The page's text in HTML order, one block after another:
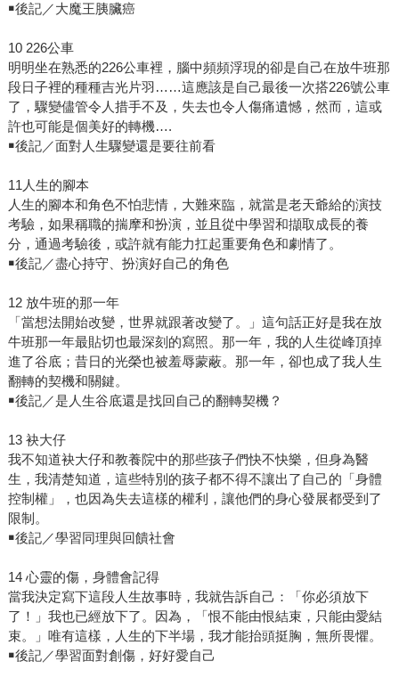
￭後記／大魔王胰臟癌
10 226公車
明明坐在熟悉的226公車裡，腦中頻頻浮現的卻是自己在放牛班那
段日子裡的種種吉光片羽……這應該是自己最後一次搭226號公車
了，驟變儘管令人措手不及，失去也令人傷痛遺憾，然而，這或
許也可能是個美好的轉機….
￭後記／面對人生驟變還是要往前看
11人生的腳本
人生的腳本和角色不怕悲情，大難來臨，就當是老天爺給的演技
考驗，如果稱職的揣摩和扮演，並且從中學習和擷取成長的養
分，通過考驗後，或許就有能力扛起重要角色和劇情了。
￭後記／盡心持守、扮演好自己的角色
12 放牛班的那一年
「當想法開始改變，世界就跟著改變了。」這句話正好是我在放
牛班那一年最貼切也最深刻的寫照。那一年，我的人生從峰頂掉
進了谷底；昔日的光榮也被羞辱蒙蔽。那一年，卻也成了我人生
翻轉的契機和關鍵。
￭後記／是人生谷底還是找回自己的翻轉契機？
13 袂大仔
我不知道袂大仔和教養院中的那些孩子們快不快樂，但身為醫
生，我清楚知道，這些特別的孩子都不得不讓出了自己的「身體
控制權」，也因為失去這樣的權利，讓他們的身心發展都受到了
限制。
￭後記／學習同理與回饋社會
14 心靈的傷，身體會記得
當我決定寫下這段人生故事時，我就告訴自己：「你必須放下
了！」我也已經放下了。因為，「恨不能由恨結束，只能由愛結
束。」唯有這樣，人生的下半場，我才能抬頭挺胸，無所畏懼。
￭後記／學習面對創傷，好好愛自己